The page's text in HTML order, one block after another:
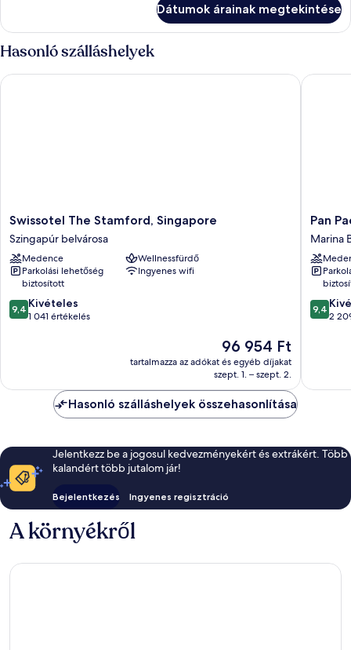
nemdohányzó
részletei
Dátumok árainak megtekintése
Hasonló szálláshelyek
Swissotel
The
Stamford,
Singapore
Szingapúr
belvárosa
Swissotel The Stamford, Singapore
Szingapúr belvárosa
Medence
Wellnessfürdő
Parkolási lehetőség
biztosított
Ingyenes wifi
9.4
ennyiből:
9,4 Kivételes
1 041 értékelés
Az
ár
96 954 Ft
96 954 Ft
tartalmazza az adókat és egyéb díjakat
szept. 1. – szept. 2.
Swissotel The Stamford, Singapore
Pan
Pacific
Marina
Bay
Pan
Marina
9.4
9,4
2
Pan
Hasonló szálláshelyek összehasonlítása
Jelentkezz be a jogosul kedvezményekért és extrákért. Több
kalandért több jutalom jár!
Bejelentkezés Ingyenes regisztráció
A környékről